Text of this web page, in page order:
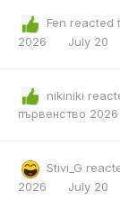
Fen reacted
2026
July 20
nikiniki
първенство 2026
Stivi_G
2026
July 20